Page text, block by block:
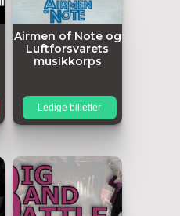
Airmen of Note og
Luftforsvarets
musikkorps
Ledige billetter